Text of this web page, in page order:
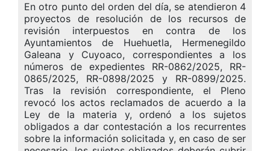
En otro punto del orden del día, se atendieron 4
proyectos de resolución de los recursos de
revisión interpuestos en contra de los
Ayuntamientos de Huehuetla, Hermenegildo
Galeana y Cuyoaco, correspondientes a los
números de expedientes RR-0862/2025, RR-
0865/2025, RR-0898/2025 y RR-0899/2025.
Tras la revisión correspondiente, el Pleno
revocó los actos reclamados de acuerdo a la
Ley de la materia y, ordenó a los sujetos
obligados a dar contestación a los recurrentes
sobre la información solicitada y, en caso de ser